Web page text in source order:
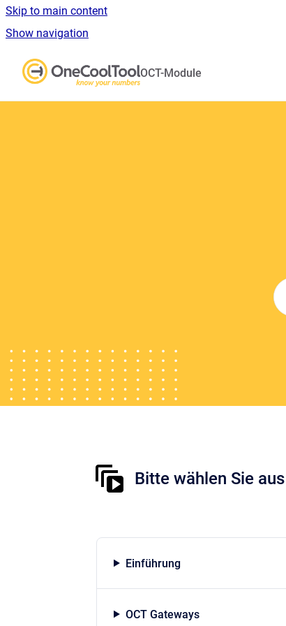
Skip to main content
Show navigation
OCT-Module
Bitte wählen Sie
Einführung
OCT Gateways